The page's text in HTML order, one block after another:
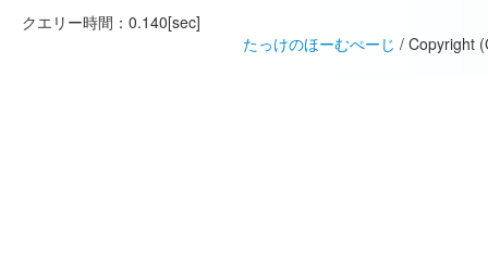
クエリー時間：0.140[sec]
たっけのほーむぺーじ / Copyright